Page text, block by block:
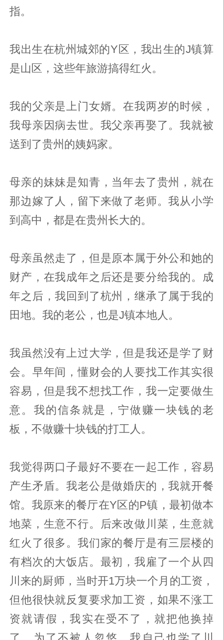
指。
我出生在杭州城郊的Y区，我出生的J镇算
是山区，这些年旅游搞得红火。
我的父亲是上门女婿。在我两岁的时候，
我母亲因病去世。我父亲再娶了。我就被
送到了贵州的姨妈家。
母亲的妹妹是知青，当年去了贵州，就在
那边嫁了人，留下来做了老师。我从小学
到高中，都是在贵州长大的。
母亲虽然走了，但是原本属于外公和她的
财产，在我成年之后还是要分给我的。成
年之后，我回到了杭州，继承了属于我的
田地。我的老公，也是J镇本地人。
我虽然没有上过大学，但是我还是学了财
会。早年间，懂财会的人要找工作其实很
容易，但是我不想找工作，我一定要做生
意。我的信条就是，宁做赚一块钱的老
板，不做赚十块钱的打工人。
我觉得两口子最好不要在一起工作，容易
产生矛盾。我老公是做婚庆的，我就开餐
馆。我原来的餐厅在Y区的P镇，最初做本
地菜，生意不行。后来改做川菜，生意就
红火了很多。我们家的餐厅是有三层楼的
有档次的大饭店。最初，我雇了一个从四
川来的厨师，当时开1万块一个月的工资，
但他很快就反复要求加工资，如果不涨工
资就请假，我实在受不了，就把他换掉